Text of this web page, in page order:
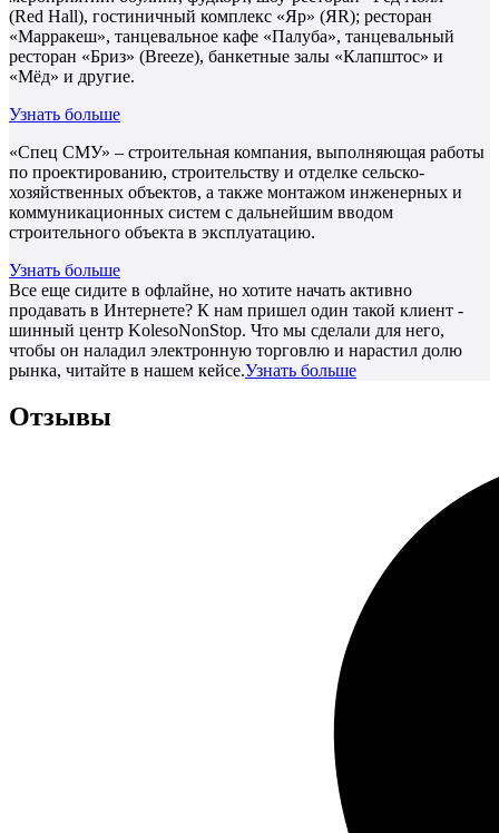
(Red Hall), гостиничный комплекс «Яр» (ЯR); ресторан
«Марракеш», танцевальное кафе «Палуба», танцевальный
ресторан «Бриз» (Breeze), банкетные залы «Клапштос» и
«Мёд» и другие.
Узнать больше
«Спец СМУ» – строительная компания, выполняющая работы
по проектированию, строительству и отделке сельско-
хозяйственных объектов, а также монтажом инженерных и
коммуникационных систем с дальнейшим вводом
строительного объекта в эксплуатацию.
Узнать больше
Все еще сидите в офлайне, но хотите начать активно
продавать в Интернете? К нам пришел один такой клиент -
шинный центр KolesoNonStop. Что мы сделали для него,
чтобы он наладил электронную торговлю и нарастил долю
рынка, читайте в нашем кейсе.Узнать больше
Отзывы